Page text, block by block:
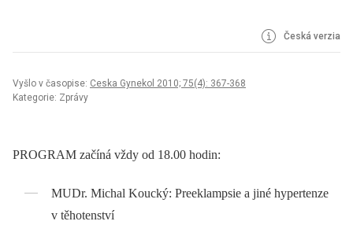
Česká verzia
Vyšlo v časopise: Ceska Gynekol 2010; 75(4): 367-368
Kategorie: Zprávy
PROGRAM začíná vždy od 18.00 hodin:
MUDr. Michal Koucký: Preeklampsie a jiné hypertenze
v těhotenství